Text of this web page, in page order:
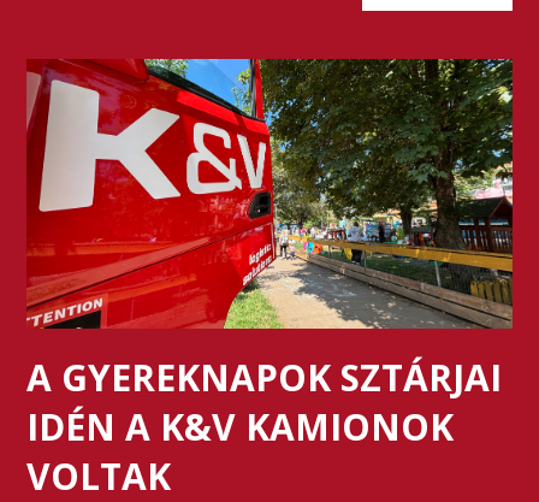
A GYEREKNAPOK SZTÁRJAI
IDÉN A K&V KAMIONOK
VOLTAK